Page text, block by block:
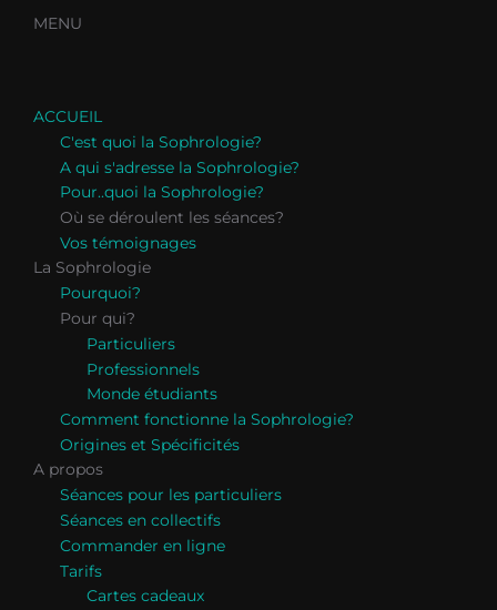
MENU
ACCUEIL
C'est quoi la Sophrologie?
A qui s'adresse la Sophrologie?
Pour..quoi la Sophrologie?
Où se déroulent les séances?
Vos témoignages
La Sophrologie
Pourquoi?
Pour qui?
Particuliers
Professionnels
Monde étudiants
Comment fonctionne la Sophrologie?
Origines et Spécificités
A propos
Séances pour les particuliers
Séances en collectifs
Commander en ligne
Tarifs
Cartes cadeaux